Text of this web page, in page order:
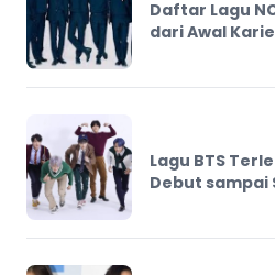
Daftar Lagu
dari Awal
Lagu BTS
Debut sampai